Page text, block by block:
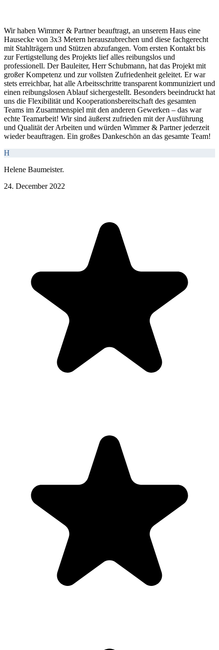
Wir haben Wimmer & Partner beauftragt, an unserem Haus eine
Hausecke von 3x3 Metern herauszubrechen und diese fachgerecht
mit Stahlträgern und Stützen abzufangen. Vom ersten Kontakt bis
zur Fertigstellung des Projekts lief alles reibungslos und
professionell. Der Bauleiter, Herr Schubmann, hat das Projekt mit
großer Kompetenz und zur vollsten Zufriedenheit geleitet. Er war
stets erreichbar, hat alle Arbeitsschritte transparent kommuniziert und
einen reibungslosen Ablauf sichergestellt. Besonders beeindruckt hat
uns die Flexibilität und Kooperationsbereitschaft des gesamten
Teams im Zusammenspiel mit den anderen Gewerken – das war
echte Teamarbeit! Wir sind äußerst zufrieden mit der Ausführung
und Qualität der Arbeiten und würden Wimmer & Partner jederzeit
wieder beauftragen. Ein großes Dankeschön an das gesamte Team!
H
Helene Baumeister.
24. December 2022